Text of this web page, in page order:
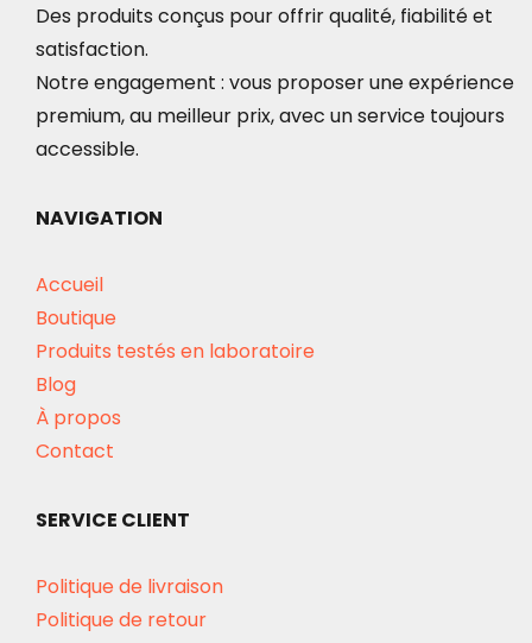
Des produits conçus pour offrir qualité, fiabilité et
satisfaction.
Notre engagement : vous proposer une expérience
premium, au meilleur prix, avec un service toujours
accessible.
NAVIGATION
Accueil
Boutique
Produits testés en laboratoire
Blog
À propos
Contact
SERVICE CLIENT
Politique de livraison
Politique de retour